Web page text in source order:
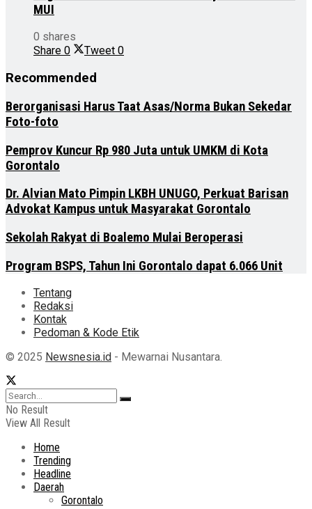
MUI
0 shares
Share 0 Tweet 0
Recommended
Berorganisasi Harus Taat Asas/Norma Bukan Sekedar
Foto-foto
Pemprov Kuncur Rp 980 Juta untuk UMKM di Kota
Gorontalo
Dr. Alvian Mato Pimpin LKBH UNUGO, Perkuat Barisan
Advokat Kampus untuk Masyarakat Gorontalo
Sekolah Rakyat di Boalemo Mulai Beroperasi
Program BSPS, Tahun Ini Gorontalo dapat 6.066 Unit
Tentang
Redaksi
Kontak
Pedoman & Kode Etik
© 2025 Newsnesia.id - Mewarnai Nusantara.
No Result
View All Result
Home
Trending
Headline
Daerah
Gorontalo